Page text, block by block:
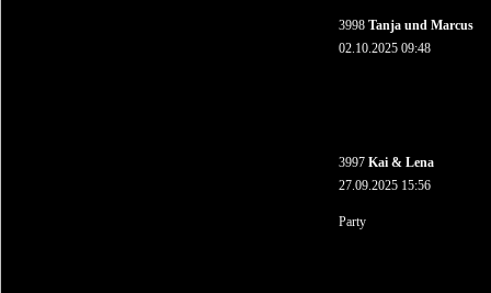
3998 Tanja und Marcus
02.10.2025 09:48
3997 Kai & Lena
27.09.2025 15:56
Party